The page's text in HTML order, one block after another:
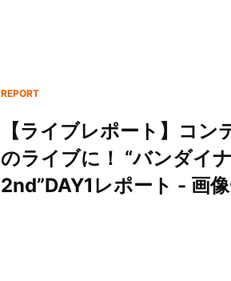
REPORT
【ライブレポート】コ
のライブに！ “バンダイ
2nd”DAY1レポート - 画